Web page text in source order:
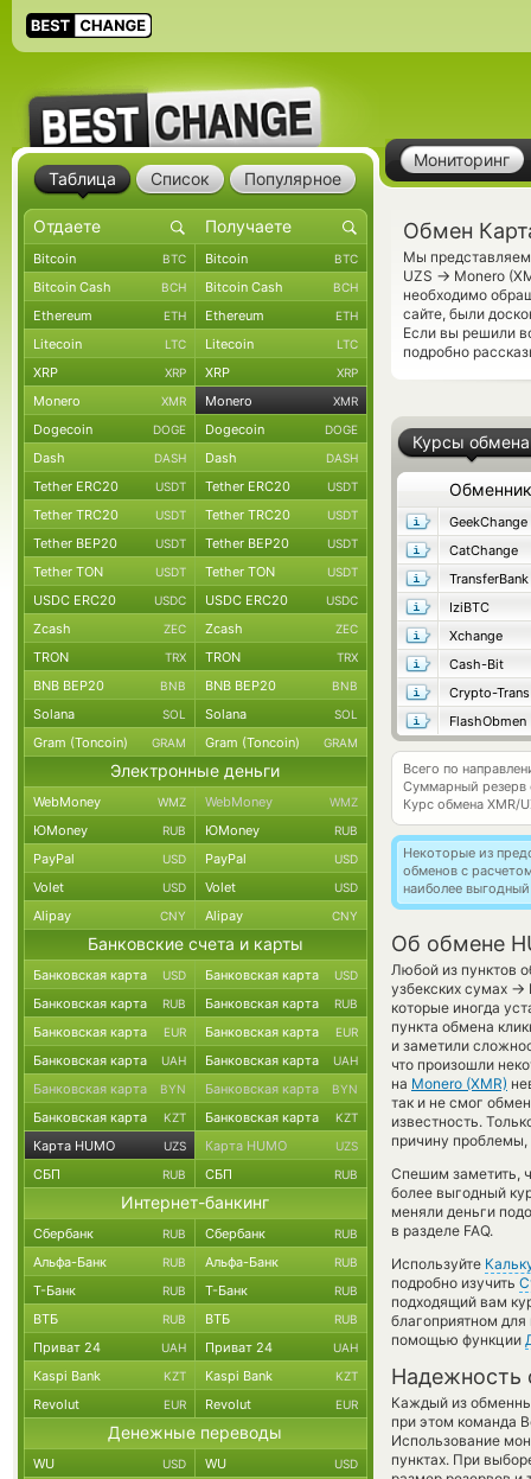
Мониторинг
Обмен
Мы представляем
UZS → Monero
необходимо
сайте, были
Если вы решили
подробно
Курсы обмена
Обменник
GeekChange
CatChange
TransferBank
IziBTC
Xchange
Cash-Bit
Crypto-Trans
FlashObmen
Всего по
Суммарный резерв
Курс обмена XMR/
Некоторые из
обменов с
наиболее
Об обмене
Любой из пунктов
узбекских сумах →
которые иногда
пункта обмена
и заметили
что произошли
на Monero (XMR)
так и не смог
известность.
причину
Спешим заметить,
более выгодный
меняли деньги
в разделе FAQ.
Используйте
подробно изучить
подходящий вам
благоприятном
помощью функции
Надежность
Каждый из
при этом команда
Использование
пунктах. При
Таблица Список Популярное
Bitcoin BTC Bitcoin BTC
Bitcoin Cash BCH Bitcoin Cash BCH
Ethereum ETH Ethereum ETH
Litecoin LTC Litecoin LTC
XRP XRP XRP XRP
Monero XMR Monero XMR
Dogecoin DOGE Dogecoin DOGE
Dash DASH Dash DASH
Tether ERC20 USDT Tether ERC20 USDT
Tether TRC20 USDT Tether TRC20 USDT
Tether BEP20 USDT Tether BEP20 USDT
Tether TON USDT Tether TON USDT
USDC ERC20 USDC USDC ERC20 USDC
Zcash ZEC Zcash ZEC
TRON TRX TRON TRX
BNB BEP20 BNB BNB BEP20 BNB
Solana SOL Solana SOL
Gram (Toncoin) GRAM Gram (Toncoin) GRAM
Электронные деньги
WebMoney WMZ WebMoney WMZ
ЮMoney RUB ЮMoney RUB
PayPal USD PayPal USD
Volet USD Volet USD
Alipay CNY Alipay CNY
Банковские счета и карты
Банковская карта USD Банковская карта USD
Банковская карта RUB Банковская карта RUB
Банковская карта EUR Банковская карта EUR
Банковская карта UAH Банковская карта UAH
Банковская карта BYN Банковская карта BYN
Банковская карта KZT Банковская карта KZT
Карта HUMO UZS Карта HUMO UZS
СБП RUB СБП RUB
Интернет-банкинг
Сбербанк RUB Сбербанк RUB
Альфа-Банк RUB Альфа-Банк RUB
Т-Банк RUB Т-Банк RUB
ВТБ RUB ВТБ RUB
Приват 24 UAH Приват 24 UAH
Kaspi Bank KZT Kaspi Bank KZT
Revolut EUR Revolut EUR
Денежные переводы
WU USD WU USD